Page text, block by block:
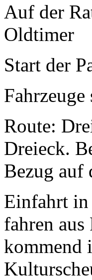
Auf der
Oldtimer
Start der
Route:
Dreieck.
Bezug auf
Einfahrt in
fahren
kommend